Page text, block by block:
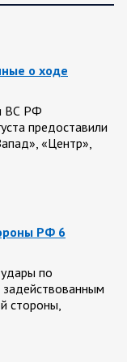
о ходе
ВС РФ
предоставили
«Центр»,
РФ 6
по
задействованным
стороны,